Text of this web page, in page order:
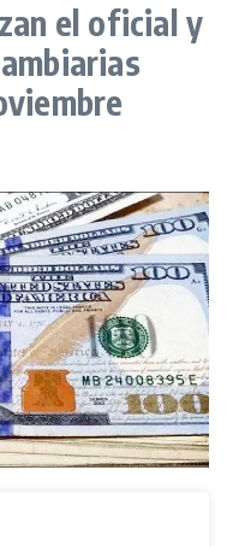
el oficial y